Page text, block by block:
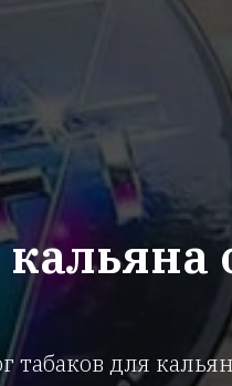
табаков для